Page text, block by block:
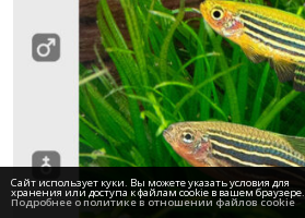
Сайт использует куки. Вы можете указать условия для
хранения или доступа к файлам cookie в вашем браузере.
Подробнее о политике в отношении файлов cookie